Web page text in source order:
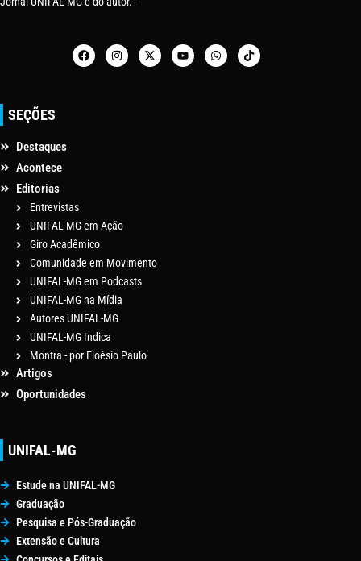
SEÇÕES
Destaques
Acontece
Editorias
Entrevistas
UNIFAL-MG em Ação
Giro Acadêmico
Comunidade em Movimento
UNIFAL-MG em Podcasts
UNIFAL-MG na Mídia
Autores UNIFAL-MG
UNIFAL-MG Indica
Montra - por Eloésio Paulo
Artigos
Oportunidades
UNIFAL-MG
Estude na UNIFAL-MG
Graduação
Pesquisa e Pós-Graduação
Extensão e Cultura